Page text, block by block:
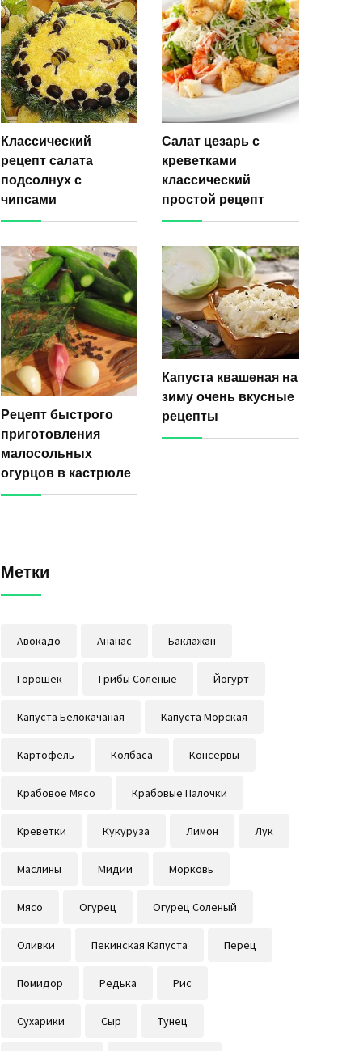
Классический
рецепт салата
подсолнух с
чипсами
Салат цезарь с
креветками
классический
простой рецепт
Рецепт быстрого
приготовления
малосольных
огурцов в кастрюле
Капуста квашеная на
зиму очень вкусные
рецепты
Метки
Авокадо Ананас Баклажан
Горошек Грибы Соленые Йогурт
Капуста Белокачаная Капуста Морская
Картофель Колбаса Консервы
Крабовое Мясо Крабовые Палочки
Креветки Кукуруза Лимон Лук
Маслины Мидии Морковь
Мясо Огурец Огурец Соленый
Оливки Пекинская Капуста Перец
Помидор Редька Рис
Сухарики Сыр Тунец